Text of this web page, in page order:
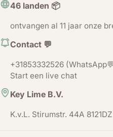
46 landen 📦
ontvangen al 11 jaar onze
Contact 💬
+31853332526
Start een live chat
Key Lime B.V.
K.v.L. Stirumstr. 44A